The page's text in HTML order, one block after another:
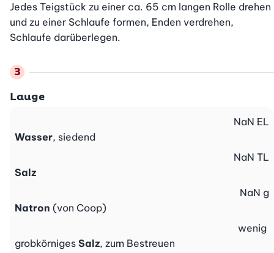
Jedes Teigstück zu einer ca. 65 cm langen Rolle drehen
und zu einer Schlaufe formen, Enden verdrehen,
Schlaufe darüberlegen.
Lauge
Wasser, siedend
NaN EL
Salz
NaN TL
Natron (von Coop)
NaN g
grobkörniges Salz, zum Bestreuen
wenig